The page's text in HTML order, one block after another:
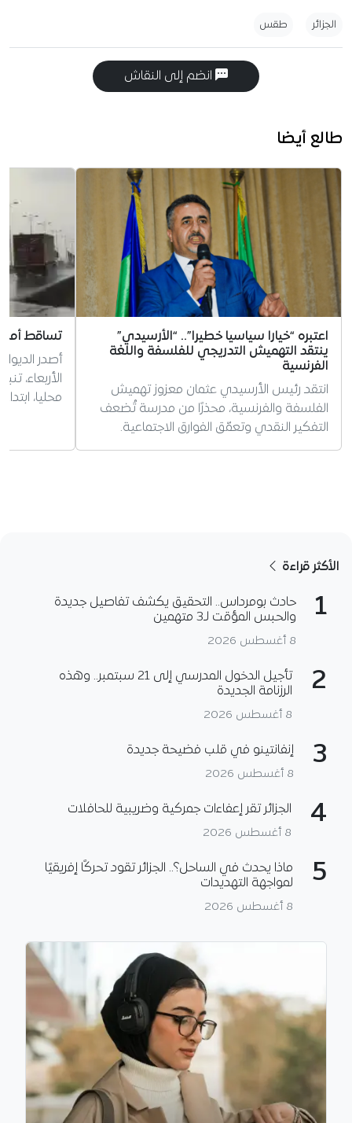
الجزائر طقس
انضم إلى النقاش
طالع أيضا
اعتبره “خيارا سياسيا خطيرا”.. “الأرسيدي”
ينتقد التهميش التدريجي للفلسفة واللغة
الفرنسية
انتقد رئيس الأرسيدي عثمان معزوز تهميش
الفلسفة والفرنسية، محذرًا من مدرسة تُضعف
التفكير النقدي وتعمّق الفوارق الاجتماعية.
تساقط
أصدر
الأربعاء،
محليا،
الأكثر قراءة
1
حادث بومرداس.. التحقيق يكشف تفاصيل جديدة
والحبس المؤقت لـ3 متهمين
8 أغسطس 2026
2
تأجيل الدخول المدرسي إلى 21 سبتمبر.. وهذه
الرزنامة الجديدة
8 أغسطس 2026
3 إنفانتينو في قلب فضيحة جديدة
8 أغسطس 2026
4 الجزائر تقر إعفاءات جمركية وضريبية للحافلات
8 أغسطس 2026
5
ماذا يحدث في الساحل؟.. الجزائر تقود تحركًا إفريقيًا
لمواجهة التهديدات
8 أغسطس 2026